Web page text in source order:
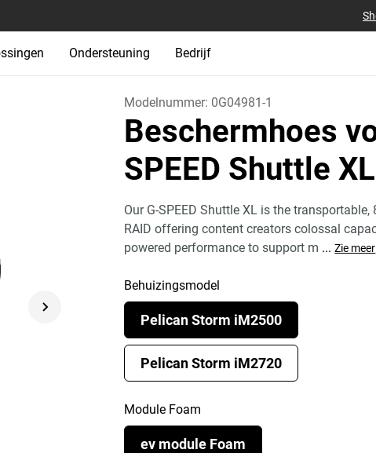
Ondersteuning Bedrijf
Modelnummer: 0G04981-1
Beschermhoes
SPEED Shuttle XL
Our G-SPEED Shuttle XL is the transportable,
RAID offering content creators colossal
powered performance to support m ... Zie meer
Behuizingsmodel
Pelican Storm iM2500
Pelican Storm iM2720
Module Foam
ev module Foam